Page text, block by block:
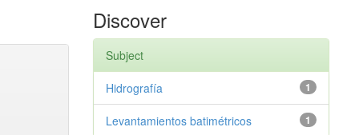
Discover
Subject
1
Hidrografía
1
Levantamientos batimétricos